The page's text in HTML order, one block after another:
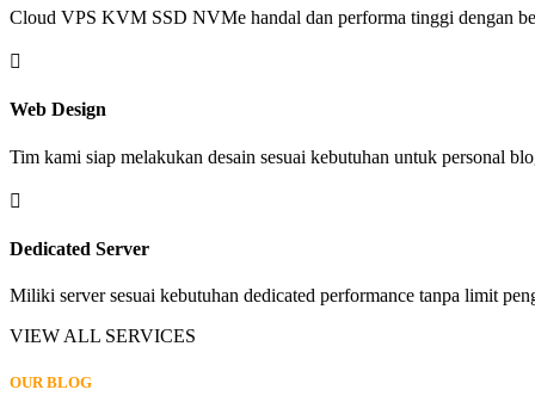
Cloud VPS KVM SSD NVMe handal dan performa tinggi dengan

Web Design
Tim kami siap melakukan desain sesuai kebutuhan untuk personal

Dedicated Server
Miliki server sesuai kebutuhan dedicated performance tanpa limit
VIEW ALL SERVICES
OUR BLOG